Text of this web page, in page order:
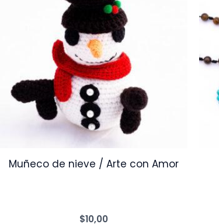
Muñeco de nieve / Arte con Amor
$10,00